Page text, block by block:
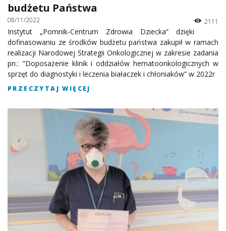
budżetu Państwa
08/11/2022 2111
Instytut „Pomnik-Centrum Zdrowia Dziecka” dzięki
dofinasowaniu ze środków budżetu państwa zakupił w ramach
realizacji Narodowej Strategii Onkologicznej w zakresie zadania
pn.: "Doposażenie klinik i oddziałów hematoonkologicznych w
sprzęt do diagnostyki i leczenia białaczek i chłoniaków” w 2022r
PRZECZYTAJ WIĘCEJ